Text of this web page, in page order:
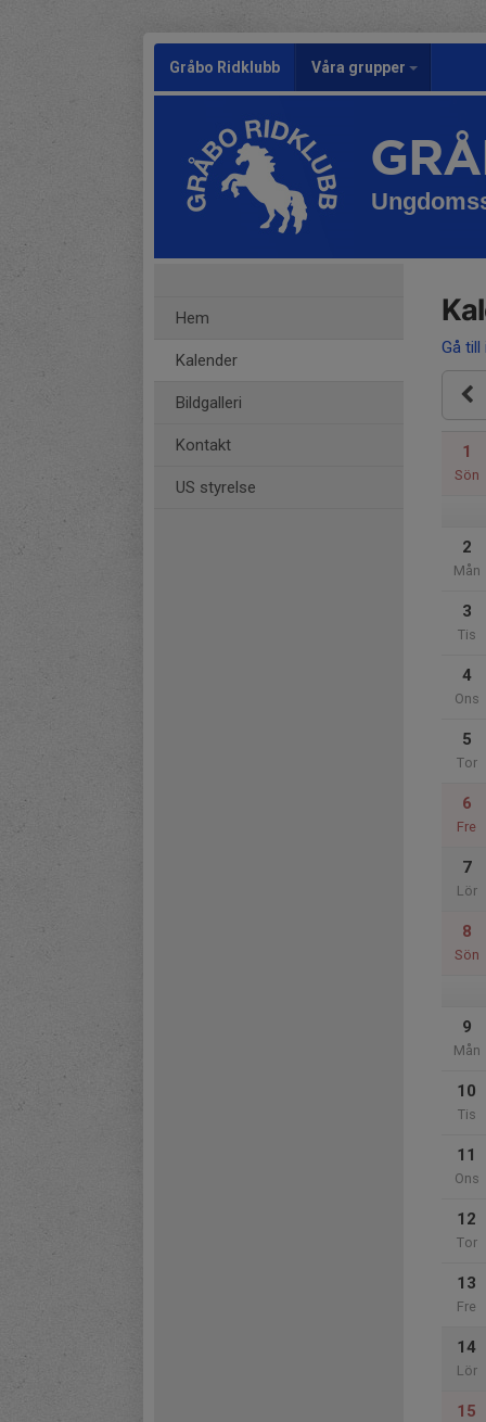
Gråbo Ridklubb Våra grupper
Hem
Kalender
Bildgalleri
Kontakt
US styrelse
Gå till
1
Sön
2
Mån
3
Tis
4
Ons
5
Tor
6
Fre
7
Lör
8
Sön
9
Mån
10
Tis
11
Ons
12
Tor
13
Fre
14
Lör
15